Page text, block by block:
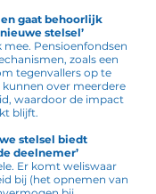
gaat behoorlijk
stelsel’
Pensioenfondsen
zoals een
tegenvallers op te
kunnen over meerdere
waardoor de impact
blijft.
stelsel biedt
deelnemer’
Er komt weliswaar
bij (het opnemen van